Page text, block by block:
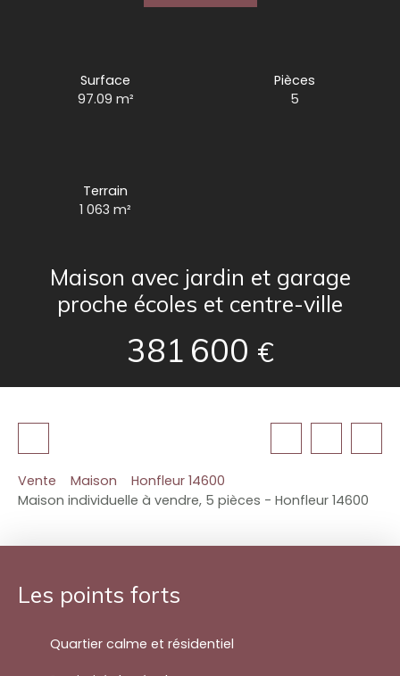
Surface
97.09 m²
Pièces
5
Terrain
1 063m²
Maison avec jardin et garage
proche écoles et centre-ville
381 600 €
Vente Maison
Honfleur 14600
Maison individuelle à vendre, 5 pièces - Honfleur 14600
Les points forts
Quartier calme et résidentiel